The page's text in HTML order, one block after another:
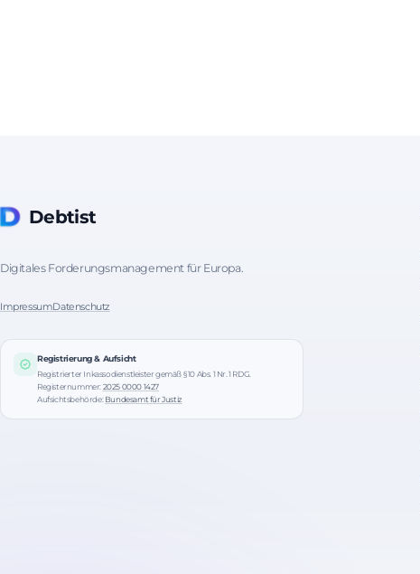
Debtist
Digitales Forderungsmanagement für Europa.
ImpressumDatenschutz
Registrierung & Aufsicht
Registrierter Inkassodienstleister gemäß § 10 Abs. 1 Nr. 1 RDG.
Registernummer:2025 0000 1427
Aufsichtsbehörde:Bundesamt für Justiz